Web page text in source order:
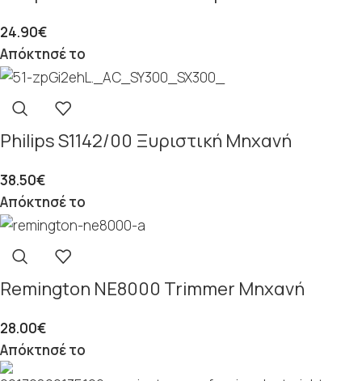
24.90€
Απόκτησέ το
Philips S1142/00 Ξυριστική Μηχανή
38.50€
Απόκτησέ το
Remington NE8000 Trimmer Μηχανή
28.00€
Απόκτησέ το